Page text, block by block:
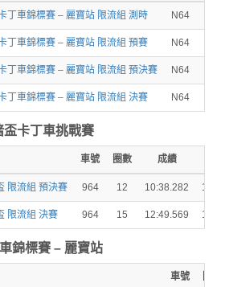
丁車錦標賽 – 麗寶站 限流組 測時 N64
丁車錦標賽 – 麗寶站 限流組 預賽 N64
丁車錦標賽 – 麗寶站 限流組 預決賽 N64
丁車錦標賽 – 麗寶站 限流組 決賽 N64
卡丁車挑戰賽
車號 圈數 成績
限流組 預決賽 964 12 10:38.282
限流組 決賽 964 15 12:49.569
錦標賽 – 麗寶站
車號